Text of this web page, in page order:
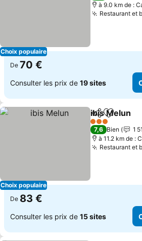
Choix populaire
à 9.0 km de :
Restaurant et
De 70 €
Consulter les prix de 19 sites
Choix populaire
PartagerAjouter
ibis Melun
3 Étoiles
7,6 Bien
1
à 11.2 km de :
Restaurant et
De 83 €
Consulter les prix de 15 sites